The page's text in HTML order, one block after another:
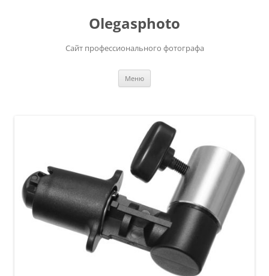
Olegasphoto
Сайт профессионального фотографа
Меню